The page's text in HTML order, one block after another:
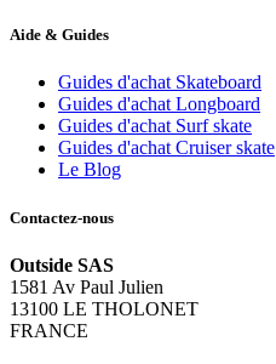
Aide & Guides
Guides d'achat Skateboard
Guides d'achat Longboard
Guides d'achat Surf skate
Guides d'achat Cruiser skate
Le Blog
Contactez-nous
Outside SAS
1581 Av Paul Julien
13100 LE THOLONET
FRANCE